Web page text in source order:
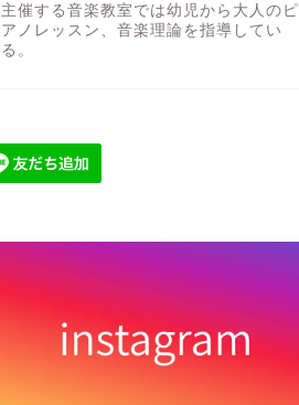
主催する音楽教室では幼児から大人のピ
アノレッスン、音楽理論を指導してい
る。